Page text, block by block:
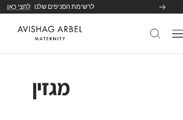
הקודם לרשימת הסניפים שלנו לחצי כאן
ניווט
Avishag
מגזין